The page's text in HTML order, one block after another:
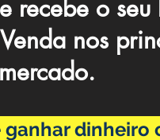
recebe o seu
nos
mercado.
dinheiro